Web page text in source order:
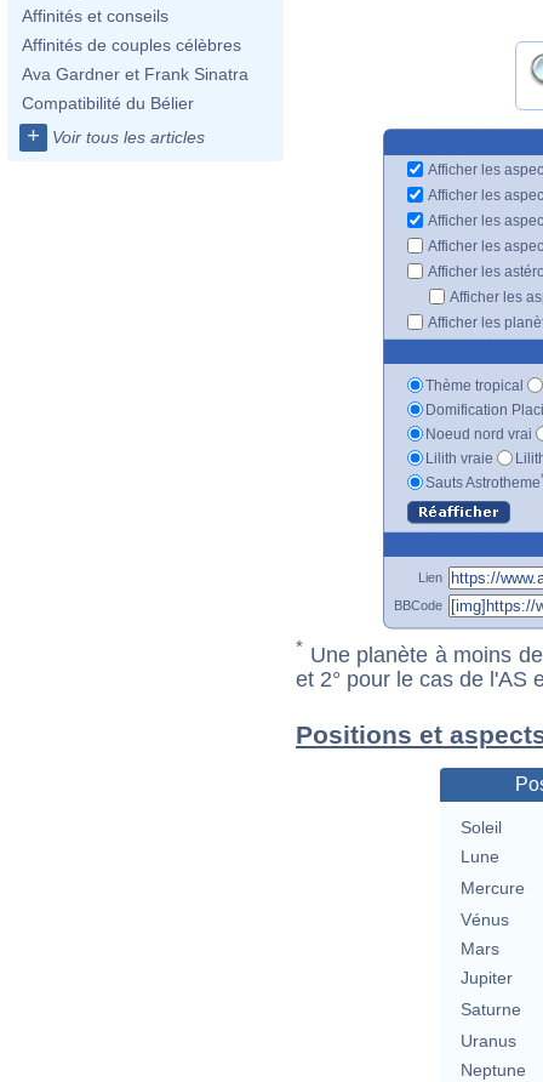
Affinités et conseils
Affinités de couples célèbres
Ava Gardner et Frank Sinatra
Compatibilité du Bélier
+ Voir tous les articles
Afficher les
Afficher les
Afficher les
Afficher les
Afficher les
Afficher les
Afficher les
Thème tropical
Domification
Noeud nord vrai
Lilith vraie
Sauts Astrotheme
Lien
BBCode
* Une planète à moins
et 2° pour le cas de l'AS
Positions et
Soleil
Lune
Mercure
Vénus
Mars
Jupiter
Saturne
Uranus
Neptune